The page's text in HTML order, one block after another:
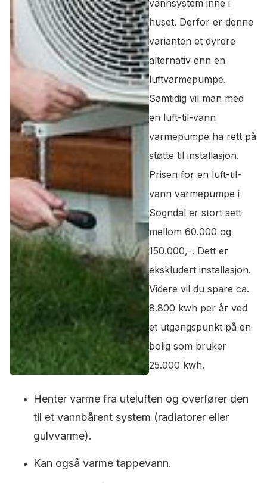
vannsystem inne i
huset. Derfor er denne
varianten et dyrere
alternativ enn en
luftvarmepumpe.
Samtidig vil man med
en luft-til-vann
varmepumpe ha rett på
støtte til installasjon.
Prisen for en luft-til-
vann varmepumpe i
Sogndal er stort sett
mellom 60.000 og
150.000,-. Dett er
ekskludert installasjon.
Videre vil du spare ca.
8.800 kwh per år ved
et utgangspunkt på en
bolig som bruker
25.000 kwh.
Henter varme fra uteluften og overfører den
til et vannbårent system (radiatorer eller
gulvvarme).
Kan også varme tappevann.